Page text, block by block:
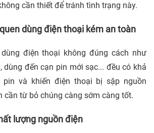
cần thiết để tránh tình trạng này.
dùng điện thoại kém an toàn
điện thoại không đúng cách như
dùng đến cạn pin mới sạc... đều có khả
và khiến điện thoại bị sập nguồn
cần từ bỏ chúng càng sớm càng tốt.
lượng nguồn điện